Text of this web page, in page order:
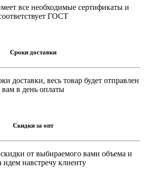
все необходимые сертификаты и
ГОСТ
Сроки доставки
доставки, весь товар будет отправлен
вам в день оплаты
Скидки за опт
от выбираемого вами объема и
идем навстречу клиенту